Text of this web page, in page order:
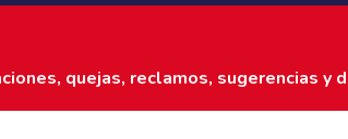
quejas, reclamos, sugerencias y